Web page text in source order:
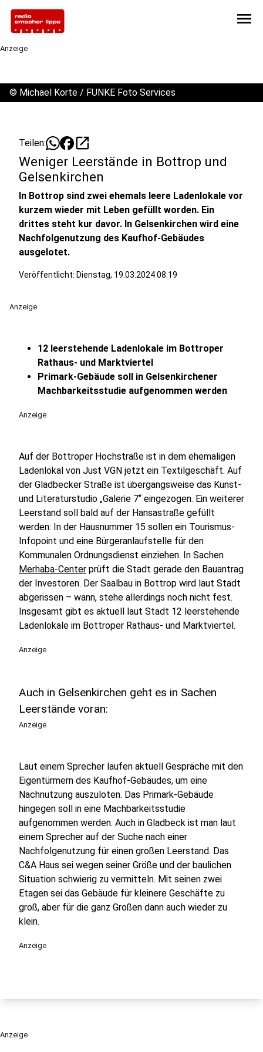
menu
Anzeige
© Michael Korte / FUNKE Foto Services
Teilen: open_in_new
Weniger Leerstände in Bottrop und
Gelsenkirchen
In Bottrop sind zwei ehemals leere Ladenlokale vor
kurzem wieder mit Leben gefüllt worden. Ein
drittes steht kur davor. In Gelsenkirchen wird eine
Nachfolgenutzung des Kaufhof-Gebäudes
ausgelotet.
Veröffentlicht: Dienstag, 19.03.2024 08:19
Anzeige
12 leerstehende Ladenlokale im Bottroper
Rathaus- und Marktviertel
Primark-Gebäude soll in Gelsenkirchener
Machbarkeitsstudie aufgenommen werden
Anzeige
Auf der Bottroper Hochstraße ist in dem ehemaligen
Ladenlokal von Just VGN jetzt ein Textilgeschäft. Auf
der Gladbecker Straße ist übergangsweise das Kunst-
und Literaturstudio „Galerie 7“ eingezogen. Ein weiterer
Leerstand soll bald auf der Hansastraße gefüllt
werden: In der Hausnummer 15 sollen ein Tourismus-
Infopoint und eine Bürgeranlaufstelle für den
Kommunalen Ordnungsdienst einziehen. In Sachen
Merhaba-Center prüft die Stadt gerade den Bauantrag
der Investoren. Der Saalbau in Bottrop wird laut Stadt
abgerissen – wann, stehe allerdings noch nicht fest.
Insgesamt gibt es aktuell laut Stadt 12 leerstehende
Ladenlokale im Bottroper Rathaus- und Marktviertel.
Anzeige
Auch in Gelsenkirchen geht es in Sachen
Leerstände voran:
Anzeige
Laut einem Sprecher laufen aktuell Gespräche mit den
Eigentürmern des Kaufhof-Gebäudes, um eine
Nachnutzung auszuloten. Das Primark-Gebäude
hingegen soll in eine Machbarkeitsstudie
aufgenommen werden. Auch in Gladbeck ist man laut
einem Sprecher auf der Suche nach einer
Nachfolgenutzung für einen großen Leerstand. Das
C&A Haus sei wegen seiner Größe und der baulichen
Situation schwierig zu vermitteln. Mit seinen zwei
Etagen sei das Gebäude für kleinere Geschäfte zu
groß, aber für die ganz Großen dann auch wieder zu
klein.
Anzeige
Anzeige